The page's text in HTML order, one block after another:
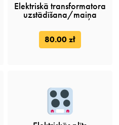
Elektriskā transformatora
uzstādīšana/maiņa
80.00 zł